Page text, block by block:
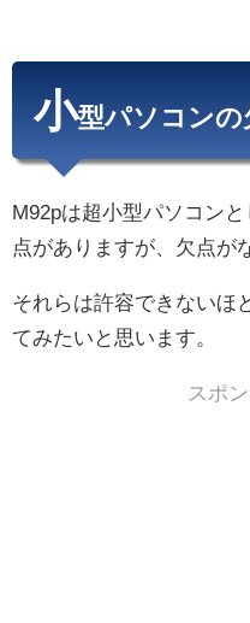
小型パソコンの
M92pは超小型パソコン
点がありますが、欠点が
それらは許容できないほ
てみたいと思います。
スポ